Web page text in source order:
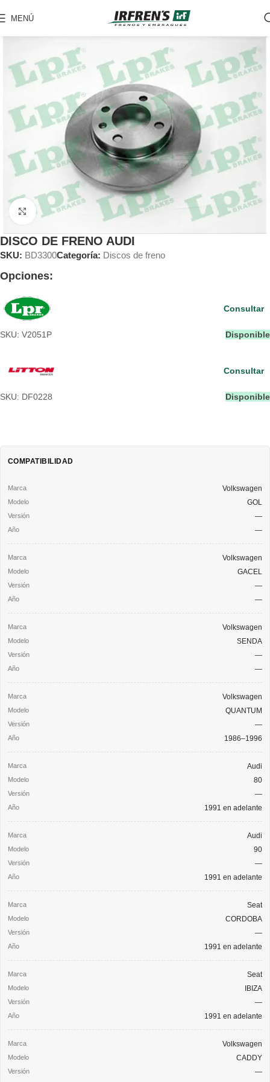
MENÚ
Clic para ampliar
DISCO DE FRENO AUDI
SKU: BD3300Categoría: Discos de freno
Opciones:
SKU: V2051P Disponible
Consultar
SKU: DF0228 Disponible
Consultar
COMPATIBILIDAD
Volkswagen
GOL
—
—
Volkswagen
GACEL
—
—
Volkswagen
SENDA
—
—
Volkswagen
QUANTUM
—
1986–1996
Audi
80
—
1991 en adelante
Audi
90
—
1991 en adelante
Seat
CORDOBA
—
1991 en adelante
Seat
IBIZA
—
1991 en adelante
Volkswagen
CADDY
—